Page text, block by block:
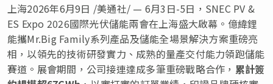
上海2026年6月9日 /美通社/ — 6月3 日-5日， SNEC PV &
ES Expo 2026國際光伏儲能兩會在上海盛大啟幕。億緯鋰
能攜Mr.Big Family系列產品及儲能全場景解決方案重磅亮
相，以領先的技術研發實力、成熟的量產交付能力領跑儲能
賽道。展會期間，公司接連達成多筆重磅戰略合作， 累計簽